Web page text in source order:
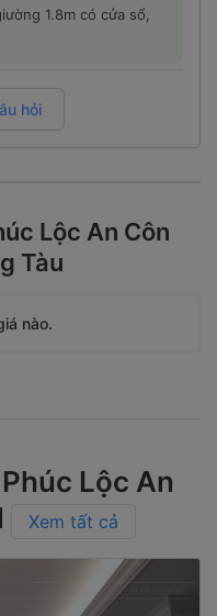
1.8m có cửa sổ,
hỏi
Lộc An Côn
Tàu
nào.
Lộc An
Xem tất cả